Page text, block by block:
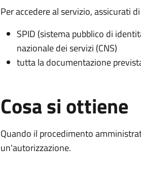
Per accedere al servizio, assicurati
SPID (sistema pubblico di
nazionale dei servizi (CNS)
tutta la documentazione
Cosa si ottiene
Quando il procedimento
un'autorizzazione.